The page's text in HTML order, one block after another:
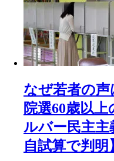
なぜ若者の
院選60歳以
ルバー民主
自試算で判明